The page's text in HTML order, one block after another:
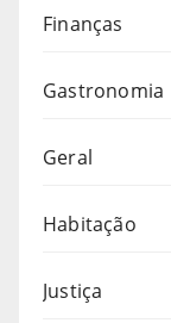
Finanças
Gastronomia
Geral
Habitação
Justiça